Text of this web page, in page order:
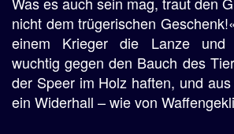
nicht dem trügerischen
einem Krieger die Lanze und
wuchtig gegen den Bauch des
der Speer im Holz haften, und
ein Widerhall – wie von